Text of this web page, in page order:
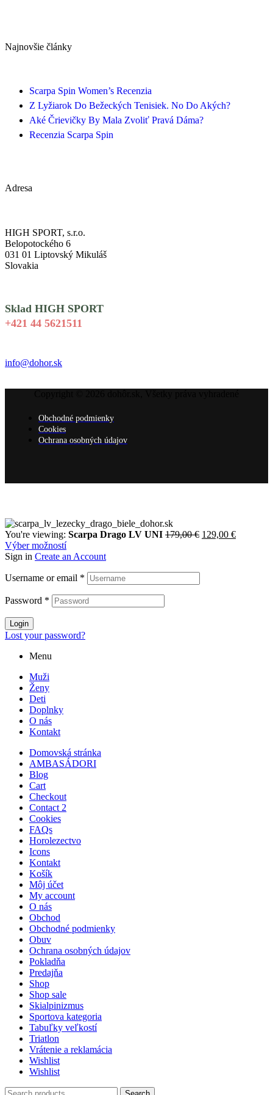
Najnovšie články
Scarpa Spin Women’s Recenzia
Z Lyžiarok Do Bežeckých Tenisiek. No Do Akých?
Aké Črievičky By Mala Zvoliť Pravá Dáma?
Recenzia Scarpa Spin
Adresa
HIGH SPORT, s.r.o.
Belopotockého 6
031 01 Liptovský Mikuláš
Slovakia
Sklad HIGH SPORT
+421 44 5621511
info@dohor.sk
Obchodné podmienky
Cookies
Ochrana osobných údajov
You're viewing: Scarpa Drago LV UNI 179,00€ Pôvodná
129,00 €Aktuálna
Výber možností
Sign in Create an Account
Username or email *
Password *
Login
Lost your password?
Menu
Muži
Ženy
Deti
Doplnky
O nás
Kontakt
Domovská stránka
AMBASÁDORI
Blog
Cart
Checkout
Contact 2
Cookies
FAQs
Horolezectvo
Icons
Kontakt
Košík
Môj účet
My account
O nás
Obchod
Obchodné podmienky
Obuv
Ochrana osobných údajov
Pokladňa
Predajňa
Shop
Shop sale
Skialpinizmus
Sportova kategoria
Tabuľky veľkostí
Triatlon
Vrátenie a reklamácia
Wishlist
Wishlist
Search